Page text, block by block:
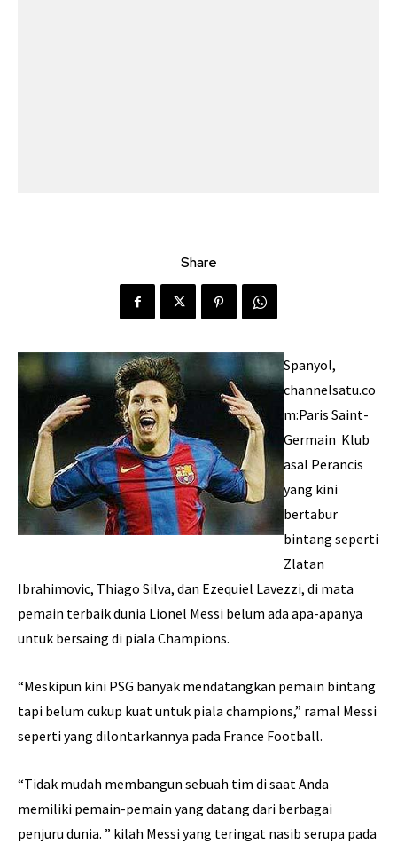
Share
Spanyol,
channelsatu.co
m:Paris Saint-
Germain Klub
asal Perancis
yang kini
bertabur
bintang seperti
Zlatan
Ibrahimovic, Thiago Silva, dan Ezequiel Lavezzi, di mata
pemain terbaik dunia Lionel Messi belum ada apa-apanya
untuk bersaing di piala Champions.
“Meskipun kini PSG banyak mendatangkan pemain bintang
tapi belum cukup kuat untuk piala champions,” ramal Messi
seperti yang dilontarkannya pada France Football.
“Tidak mudah membangun sebuah tim di saat Anda
memiliki pemain-pemain yang datang dari berbagai
penjuru dunia. ” kilah Messi yang teringat nasib serupa pada